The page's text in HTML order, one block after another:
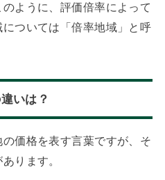
ように、評価倍率によって
ついては「倍率地域」と呼
いは？
価格を表す言葉ですが、そ
ります。